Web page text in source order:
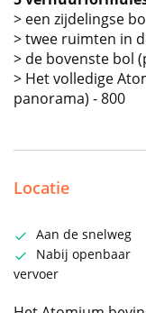
> een zijdelingse
> twee ruimten in
> de bovenste bol
> Het volledige
panorama) - 800
Locatie
Aan de snelweg
Nabij openbaar
vervoer